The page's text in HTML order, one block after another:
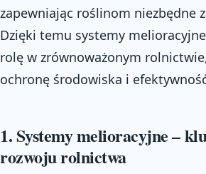
zapewniając roślinom niezbędne
Dzięki temu systemy
rolę w zrównoważonym
ochronę środowiska i
1. Systemy melioracyjne –
rozwoju rolnictwa